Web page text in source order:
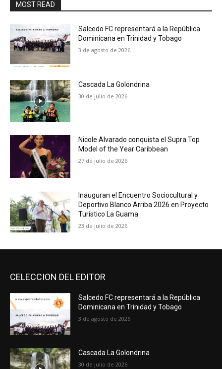
MOST READ
Salcedo FC representará a la República
Dominicana en Trinidad y Tobago
3 de agosto de 2026
Cascada La Golondrina
30 de julio de 2026
Nicole Alvarado conquista el Supra Top
Model of the Year Caribbean
27 de julio de 2026
Inauguran el Encuentro Sociocultural y
Deportivo Blanco Arriba 2026 en Proyecto
Turístico La Guama
23 de julio de 2026
CELECCION DEL EDITOR
Salcedo FC representará a la República
Dominicana en Trinidad y Tobago
3 de agosto de 2026
Cascada La Golondrina
30 de julio de 2026